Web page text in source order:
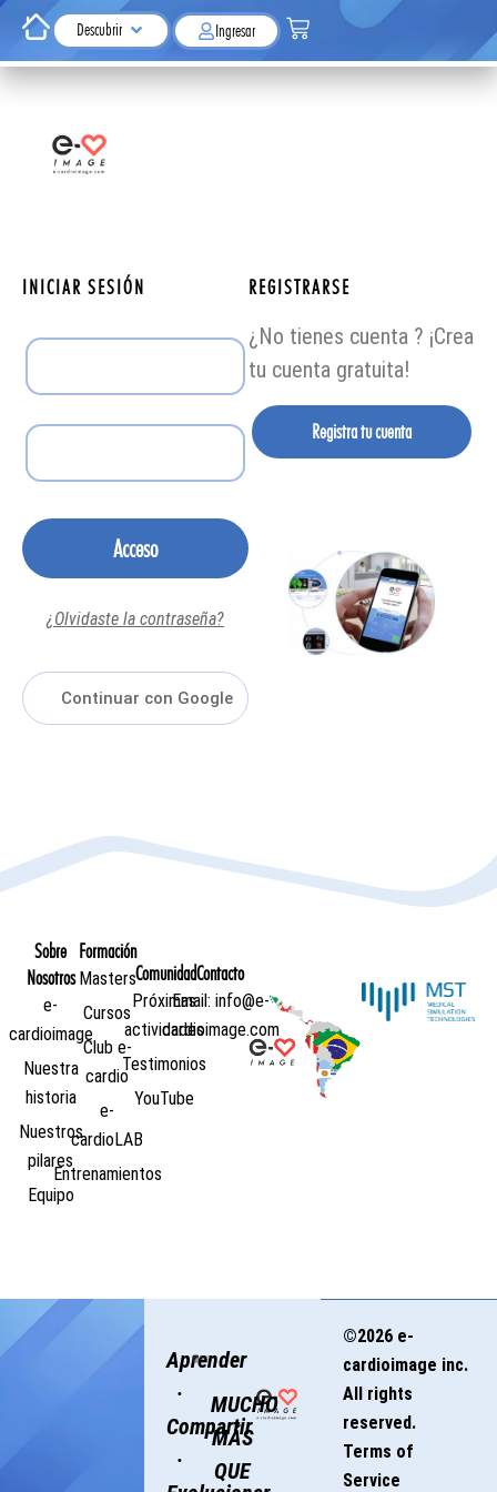
Descubrir Ingresar
INICIAR SESIÓN
Acceso
¿Olvidaste la contraseña?
REGISTRARSE
¿No tienes cuenta ? ¡Crea
tu cuenta gratuita!
Registra tu cuenta
Sobre
Nosotros
e-
cardioimage
Nuestra
historia
Nuestros
pilares
Equipo
Formación
Masters
Cursos
Club e-
cardio
e-
cardioLAB
Entrenamientos
Comunidad
Próximas
actividades
Testimonios
YouTube
Contacto
Email: info@e-
cardioimage.com
Aprender
·
Compartir
·
MUCHO
MÁS
QUE
©2026 e-
cardioimage inc.
All rights
reserved.
Terms of
Service